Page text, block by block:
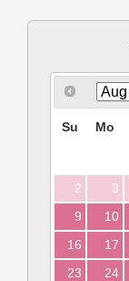
Su Mo
2
3
9
10
16
17
23
24